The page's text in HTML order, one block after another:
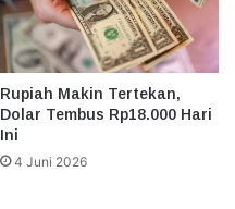
Rupiah Makin Tertekan,
Dolar Tembus Rp18.000 Hari
Ini
4 Juni 2026